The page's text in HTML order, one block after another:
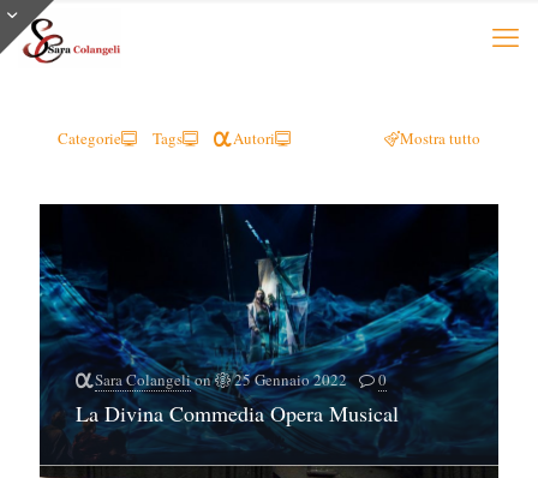
Categorie Tags Autori Mostra tutto
Sara Colangelion 25 Gennaio 2022 0
La Divina Commedia Opera Musical